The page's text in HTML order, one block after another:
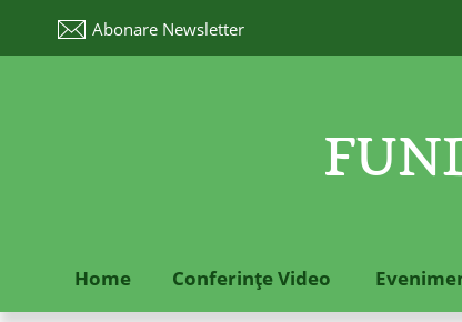
Abonare Newsletter
Home Conferinţe Video